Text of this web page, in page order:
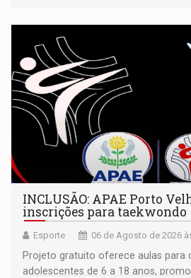
INCLUSÃO: APAE Porto
inscrições para taekwondo
Esporte 06 de Agosto de 2026
Projeto gratuito oferece aulas para
adolescentes de 6 a 18 anos,